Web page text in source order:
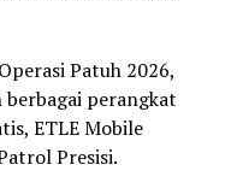
Patuh 2026,
perangkat
ETLE Mobile
Presisi.